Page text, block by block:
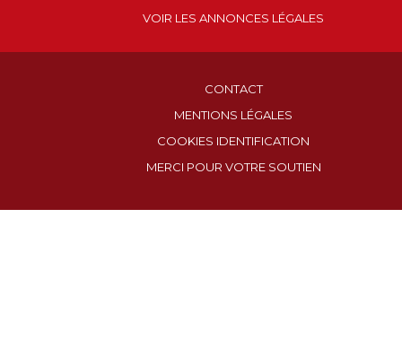
VOIR LES ANNONCES LÉGALES
CONTACT
MENTIONS LÉGALES
COOKIES IDENTIFICATION
MERCI POUR VOTRE SOUTIEN